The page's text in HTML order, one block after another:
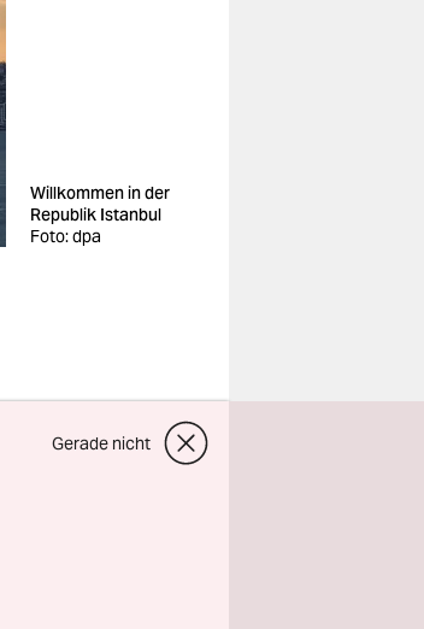
Willkommen in der
Republik Istanbul
Foto: dpa
Gerade nicht